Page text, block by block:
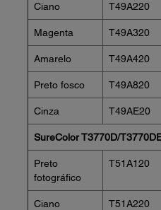
Ciano T49A220
Magenta T49A320
Amarelo T49A420
Preto fosco T49A820
Cinza T49AE20
SureColor T3770D/
Preto
fotográfico
T51A120
Ciano T51A220